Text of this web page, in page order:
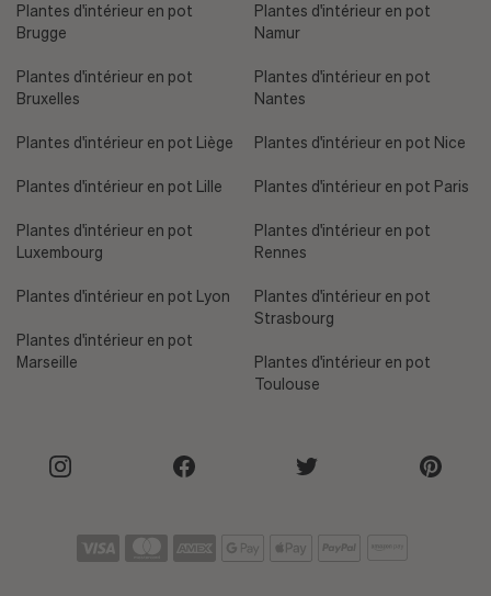
Plantes d'intérieur en pot
Brugge
Plantes d'intérieur en pot
Bruxelles
Plantes d'intérieur en pot Liège
Plantes d'intérieur en pot Lille
Plantes d'intérieur en pot
Luxembourg
Plantes d'intérieur en pot Lyon
Plantes d'intérieur en pot
Marseille
Plantes d'intérieur en pot
Namur
Plantes d'intérieur en pot
Nantes
Plantes d'intérieur en pot Nice
Plantes d'intérieur en pot Paris
Plantes d'intérieur en pot
Rennes
Plantes d'intérieur en pot
Strasbourg
Plantes d'intérieur en pot
Toulouse